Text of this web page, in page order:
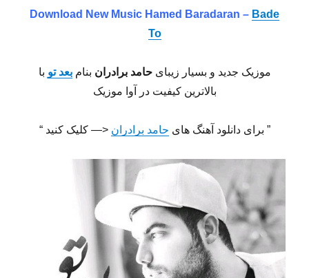
Download New Music Hamed Baradaran – Bade
To
موزیک جدید و بسیار زیبایحامد برادران بنامبعد تو با
بالاترین کیفیت در آوا موزیک
” برای دانلود آهنگ های حامد برادران <— کلیک کنید “